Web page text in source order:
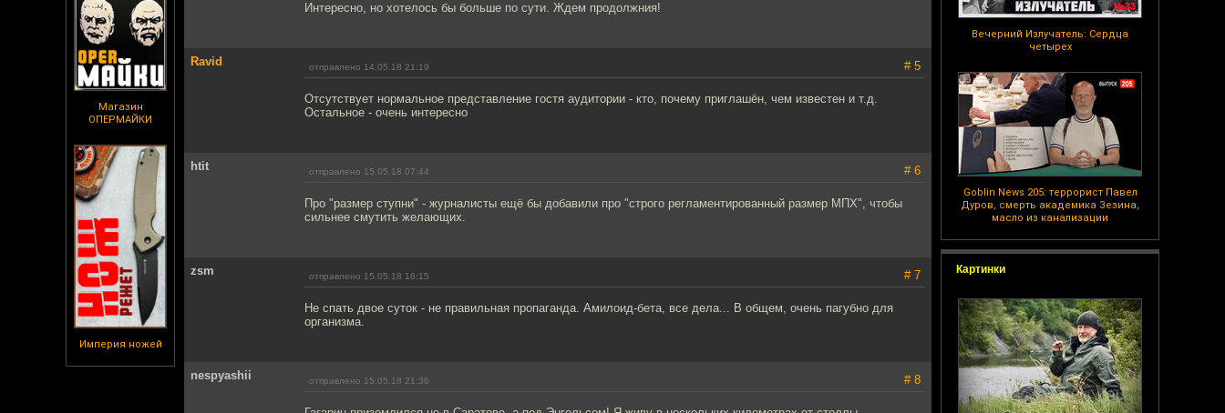
Магазин
ОПЕРМАЙКИ
Империя ножей
Вечерний Излучатель: Сердца
четырех
Goblin News 205: террорист Павел
Дуров, смерть академика Зезина,
масло из канализации
Картинки
Интересно, но хотелось бы больше по сути. Ждем продолжния!
Ravid отправлено 14.05.18 21:19 # 5
Отсутствует нормальное представление гостя аудитории - кто, почему приглашён, чем известен и т.д.
Остальное - очень интересно
htit отправлено 15.05.18 07:44 # 6
Про "размер ступни" - журналисты ещё бы добавили про "строго регламентированный размер МПХ", чтобы
сильнее смутить желающих.
zsm отправлено 15.05.18 16:15 # 7
Не спать двое суток - не правильная пропаганда. Амилоид-бета, все дела... В общем, очень пагубно для
организма.
nespyashii отправлено 15.05.18 21:36 # 8